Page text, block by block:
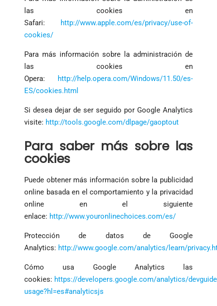
las cookies en
Safari:
http://www.apple.com/es/privacy/use-of-
cookies/
Para más información sobre la administración de
las cookies en
Opera:
http://help.opera.com/Windows/11.50/es-
ES/cookies.html
Si desea dejar de ser seguido por Google Analytics
visite: http://tools.google.com/dlpage/gaoptout
Para saber más sobre las
cookies
Puede obtener más información sobre la publicidad
online basada en el comportamiento y la privacidad
online en el siguiente
enlace: http://www.youronlinechoices.com/es/
Protección de datos de Google
Analytics: http://www.google.com/analytics/learn/
Cómo usa Google Analytics las
cookies: https://developers.google.com/analytics/
usage?hl=es#analyticsjs